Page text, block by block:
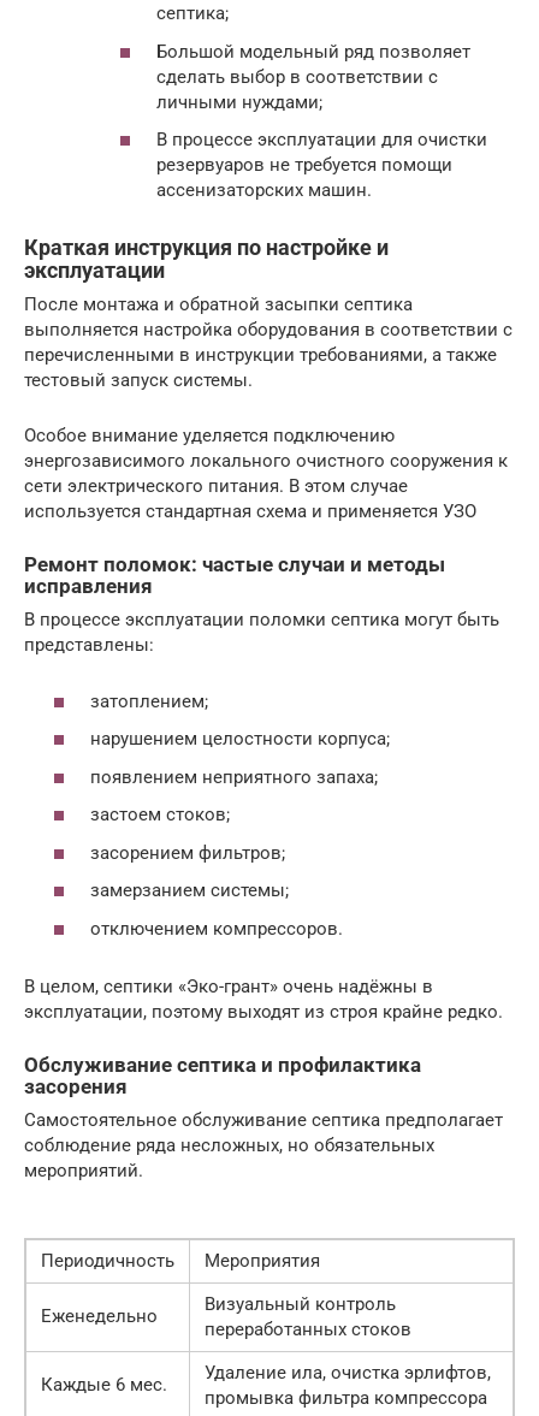
септика;
Большой модельный ряд позволяет
сделать выбор в соответствии с
личными нуждами;
В процессе эксплуатации для очистки
резервуаров не требуется помощи
ассенизаторских машин.
Краткая инструкция по настройке и
эксплуатации
После монтажа и обратной засыпки септика
выполняется настройка оборудования в соответствии с
перечисленными в инструкции требованиями, а также
тестовый запуск системы.
Особое внимание уделяется подключению
энергозависимого локального очистного сооружения к
сети электрического питания. В этом случае
используется стандартная схема и применяется УЗО
Ремонт поломок: частые случаи и методы
исправления
В процессе эксплуатации поломки септика могут быть
представлены:
затоплением;
нарушением целостности корпуса;
появлением неприятного запаха;
застоем стоков;
засорением фильтров;
замерзанием системы;
отключением компрессоров.
В целом, септики «Эко-грант» очень надёжны в
эксплуатации, поэтому выходят из строя крайне редко.
Обслуживание септика и профилактика
засорения
Самостоятельное обслуживание септика предполагает
соблюдение ряда несложных, но обязательных
мероприятий.
Периодичность Мероприятия
Еженедельно
Визуальный контроль
переработанных стоков
Каждые 6 мес.
Удаление ила, очистка эрлифтов,
промывка фильтра компрессора